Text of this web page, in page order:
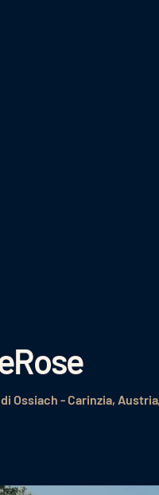
Ossiach - Carinzia, Austria